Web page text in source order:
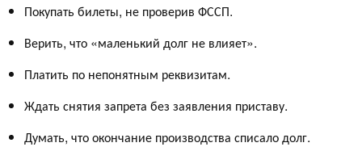
Покупать билеты, не проверив ФССП.
Верить, что «маленький долг не влияет».
Платить по непонятным реквизитам.
Ждать снятия запрета без заявления приставу.
Думать, что окончание производства списало долг.